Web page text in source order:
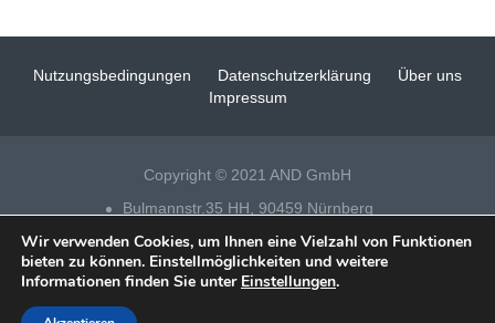
Nutzungsbedingungen Datenschutzerklärung
Über uns
Impressum
Copyright © 2021 AND GmbH
Bulmannstr.35 HH, 90459 Nürnberg
Tel 0911 – 14 88 69 25
Datenschutz| Impressum |Fensterputzer Nürnberg
Wir verwenden Cookies, um Ihnen eine Vielzahl von Funktionen
bieten zu können. Einstellmöglichkeiten und weitere
Informationen finden Sie unter Einstellungen.